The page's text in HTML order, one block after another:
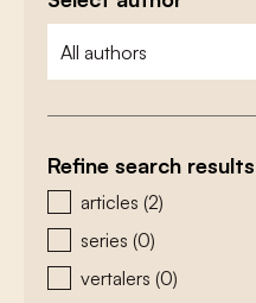
zoeken - auteurs
select content
Refine search results
zoeken - type
articles (2)
series (0)
vertalers (0)